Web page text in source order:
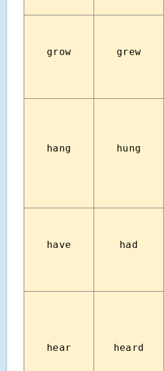
grow grew
hang hung
have had
hear heard